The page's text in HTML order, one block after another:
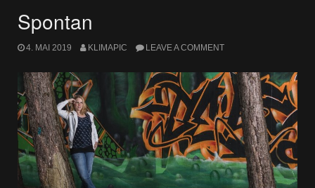
Spontan
4. MAI 2019 KLIMAPIC LEAVE A COMMENT